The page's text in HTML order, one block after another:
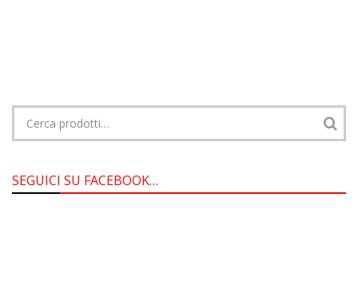
Cerca:
SEGUICI SU FACEBOOK…